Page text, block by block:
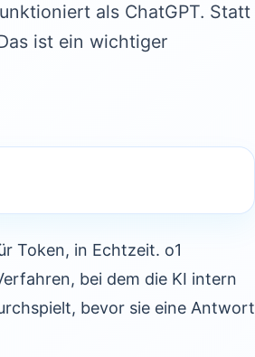
als ChatGPT. Statt
ist ein wichtiger
Token, in Echtzeit. o1
bei dem die KI intern
bevor sie eine Antwort